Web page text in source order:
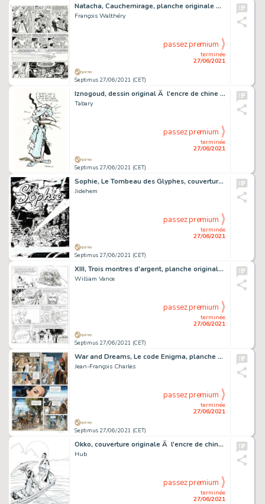
Natacha, Cauchemirage, planche originale Ã l'encre de…
François Walthéry
Septimus 27/06/2021 (CET)
terminée
27/06/2021
passez premium
Iznogoud, dessin original Ã l'encre de chine et Ã …
Tabary
Septimus 27/06/2021 (CET)
terminée
27/06/2021
passez premium
Sophie, Le Tombeau des Glyphes, couverture originale Ã …
Jidehem
Septimus 27/06/2021 (CET)
terminée
27/06/2021
passez premium
XIII, Trois montres d'argent, planche originale Ã …
William Vance
Septimus 27/06/2021 (CET)
terminée
27/06/2021
passez premium
War and Dreams, Le code Enigma, planche originale Ã …
Jean-François Charles
Septimus 27/06/2021 (CET)
terminée
27/06/2021
passez premium
Okko, couverture originale Ã l'encre de chine pour…
Hub
terminée
27/06/2021
passez premium